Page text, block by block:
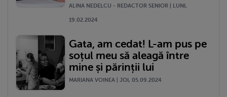
ALINA NEDELCU - REDACTOR SENIOR | LUNI,
19.02.2024
Gata, am cedat! L-am pus pe
soțul meu să aleagă între
mine și părinții lui
MARIANA VOINEA | JOI, 05.09.2024